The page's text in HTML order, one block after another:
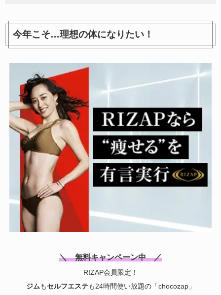
今年こそ…理想の体になりたい！
＼ 無料キャンペーン中 ／
RIZAP会員限定！
ジムもセルフエステも24時間使い放題の「chocozap」